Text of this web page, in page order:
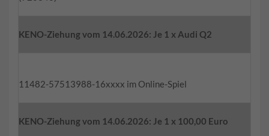
KENO-Ziehung vom 14.06.2026: Je 1 x Audi Q2
11482-57513988-16xxxx im Online-Spiel
KENO-Ziehung vom 14.06.2026: Je 1 x 100,00 Euro